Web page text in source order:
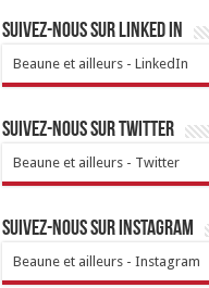
Suivez-nous sur linked IN
Beaune et ailleurs - LinkedIn
Suivez-nous sur Twitter
Beaune et ailleurs - Twitter
Suivez-nous sur Instagram
Beaune et ailleurs - Instagram